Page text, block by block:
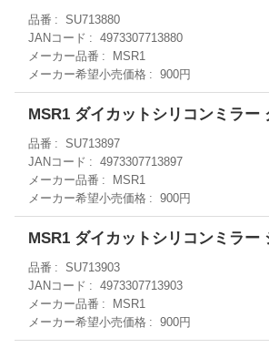
品番
SU713880
JANコード
4973307713880
メーカー品番
MSR1
メーカー希望小売価格
900円
MSR1 ダイカットシリコンミラー
品番
SU713897
JANコード
4973307713897
メーカー品番
MSR1
メーカー希望小売価格
900円
MSR1 ダイカットシリコンミラー
品番
SU713903
JANコード
4973307713903
メーカー品番
MSR1
メーカー希望小売価格
900円